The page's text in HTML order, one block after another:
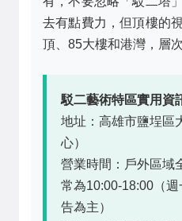
去有點費力，但頂樓的
頂、85大樓和港灣，層次
駁二藝術特區實用資
地址：高雄市鹽埕區
心）
營業時間：戶外區域
常為10:00-18:00（
告為主）